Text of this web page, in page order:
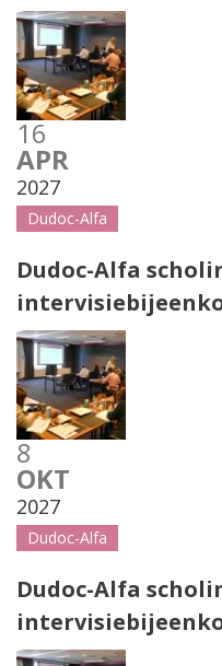
16
APR
2027
Dudoc-Alfa
Dudoc-Alfa
8
OKT
2027
Dudoc-Alfa
Dudoc-Alfa